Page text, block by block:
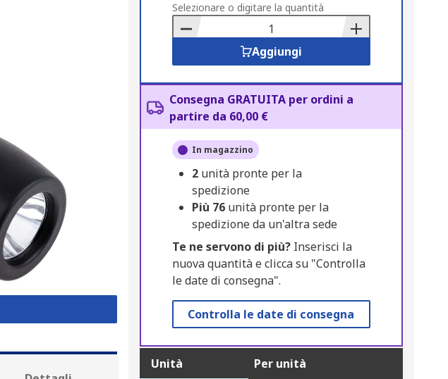
to
Basket
Selezionare o digitare la quantità
Aggiungi
Consegna GRATUITA per ordini a
partire da 60,00 €
In magazzino
2 unità pronte per la
spedizione
Più 76 unità pronte per la
spedizione da un'altra sede
Te ne servono di più?Inserisci la
nuova quantità e clicca su "Controlla
le date di consegna".
Controlla le date di consegna
Unità Per unità